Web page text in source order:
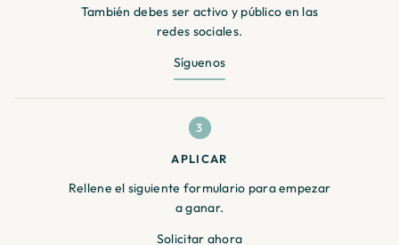
También debes ser activo y público en las
redes sociales.
Síguenos
3
APLICAR
Rellene el siguiente formulario para empezar
a ganar.
Solicitar ahora